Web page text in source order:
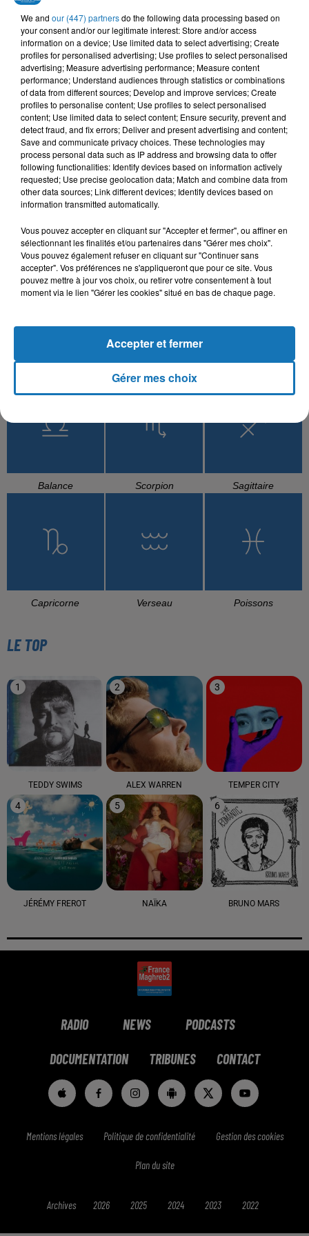
CHEB HAMIDOU, OMAR
KAMAL
Bahibek W Bes
CHEB MAMI
Hay Delali
RAHMA MOHSEN,
NORDO
Ramt Masn
L'HOROSCOPE
Bélier Taureau Gémeaux
Balance Scorpion Sagittaire
Capricorne Verseau Poissons
LE TOP
1
TEDDY SWIMS
2
ALEX WARREN
3
TEMPER CITY
4
JÉRÉMY FREROT
5
NAÏKA
6
BRUNO MARS
RADIO NEWS PODCASTS
DOCUMENTATION TRIBUNES CONTACT
Mentions légales Politique de confidentialité Gestion des cookies
Plan du site
Archives 2026 2025 2024 2023 2022
We and our (447) partnersdo the following data processing based on
your consent and/or our legitimate interest: Store and/or access
information on a device; Use limited data to select advertising; Create
profiles for personalised advertising; Use profiles to select personalised
advertising; Measure advertising performance; Measure content
performance; Understand audiences through statistics or combinations
of data from different sources; Develop and improve services; Create
profiles to personalise content; Use profiles to select personalised
content; Use limited data to select content; Ensure security, prevent and
detect fraud, and fix errors; Deliver and present advertising and content;
Save and communicate privacy choices. These technologies may
process personal data such as IP address and browsing data to offer
following functionalities: Identify devices based on information actively
requested; Use precise geolocation data; Match and combine data from
other data sources; Link different devices; Identify devices based on
information transmitted automatically.
Vous pouvez accepter en cliquant sur "Accepter et fermer", ou affiner en
sélectionnant les finalités et/ou partenaires dans "Gérer mes choix".
Vous pouvez également refuser en cliquant sur "Continuer sans
accepter". Vos préférences ne s'appliqueront que pour ce site. Vous
pouvez mettre à jour vos choix, ou retirer votre consentement à tout
moment via le lien "Gérer les cookies" situé en bas de chaque page.
Gérer mes choix
Accepter et fermer